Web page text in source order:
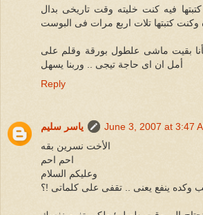
كتبتها فيه كنت خليته وقت تاريخى بدال
بقيت ماشى علطول بورقة وقلم على
أمل ان اى حاجة تيجى .. وربنا يسهل
Reply
ياسر سليم
June 3, 2007 at 3:47
الأخت نسرين بقه
احم احم
وعليكم السلام
وكده ينفع يعنى .. تقفى على كلماتى !؟